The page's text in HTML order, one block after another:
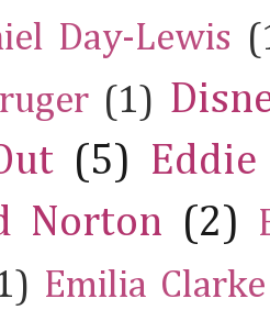
Day-Lewis
(1)
(5) Eddie
Norton (2)
Emilia Clarke